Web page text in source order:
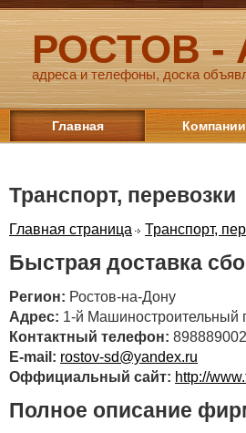
РОСТОВ -
адреса и телефоны, доска
Главная Компании
Транспорт, перевозки
Главная страница Транспорт,
Быстрая доставка
Регион: Ростов-на-Дону
Адрес: 1-й Машиностроительный
Контактный телефон:
E-mail: rostov-sd@yandex.ru
Оффициальный сайт: http://
Полное описание